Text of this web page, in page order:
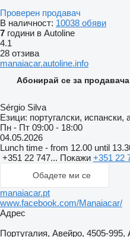
Проверен продавач
В наличност: 10038 обяви
7 години в Autoline
4.1
28 отзива
manaiacar.autoline.info
Абонирай се за продавача
Sérgio Silva
Езици: португалски, испански,
Пн - Пт 09:00 - 18:00
04.05.2026
Lunch time - from 12.00 until
+351 22 747... Покажи +351 22
Обадете ми се
manaiacar.pt
www.facebook.com/Manaiacar/
Адрес
Португалия, Авейро, 4505-